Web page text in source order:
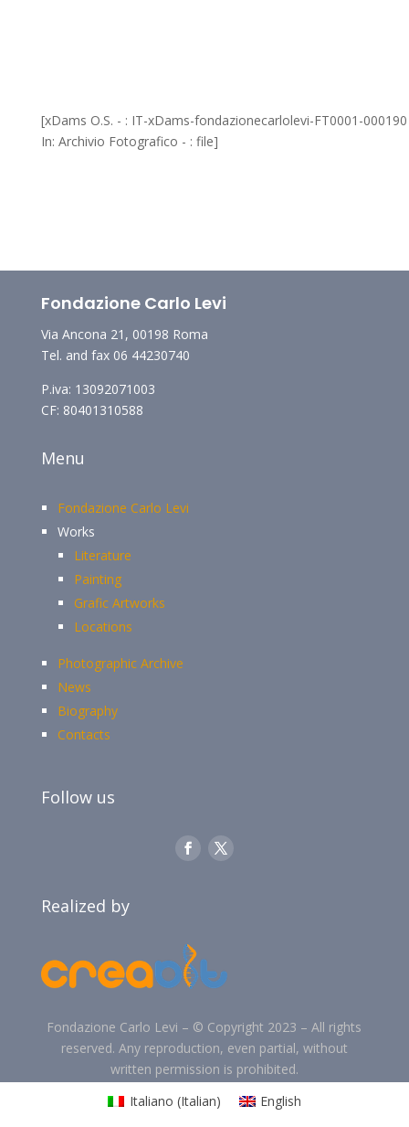
[xDams O.S. - : IT-xDams-fondazionecarlolevi-FT0001-000190
In: Archivio Fotografico - : file]
Fondazione Carlo Levi
Via Ancona 21, 00198 Roma
Tel. and fax 06 44230740
P.iva: 13092071003
CF: 80401310588
Menu
Fondazione Carlo Levi
Works
Literature
Painting
Grafic Artworks
Locations
Photographic Archive
News
Biography
Contacts
Follow us
Realized by
Fondazione Carlo Levi – © Copyright 2023 –All rights
reserved. Any reproduction, even partial, without
written permission is prohibited.
Italiano (Italian) English